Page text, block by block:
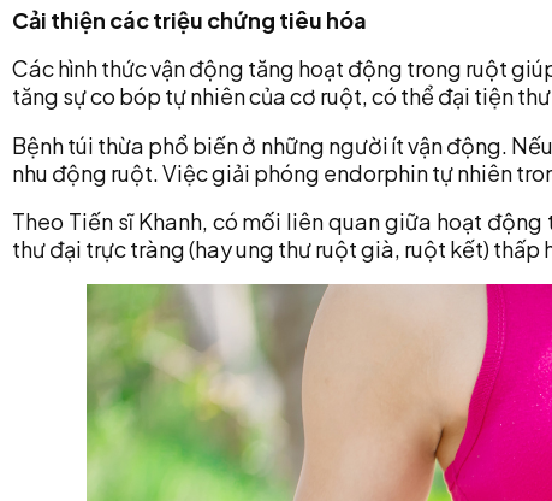
Cải thiện các triệu chứng tiêu hóa
Các hình thức vận động tăng hoạt động trong ruột
tăng sự co bóp tự nhiên của cơ ruột, có thể đại tiện
Bệnh túi thừa phổ biến ở những người ít vận động.
nhu động ruột. Việc giải phóng endorphin tự nhiên
Theo Tiến sĩ Khanh, có mối liên quan giữa hoạt
thư đại trực tràng (hay ung thư ruột già, ruột kết) thấp